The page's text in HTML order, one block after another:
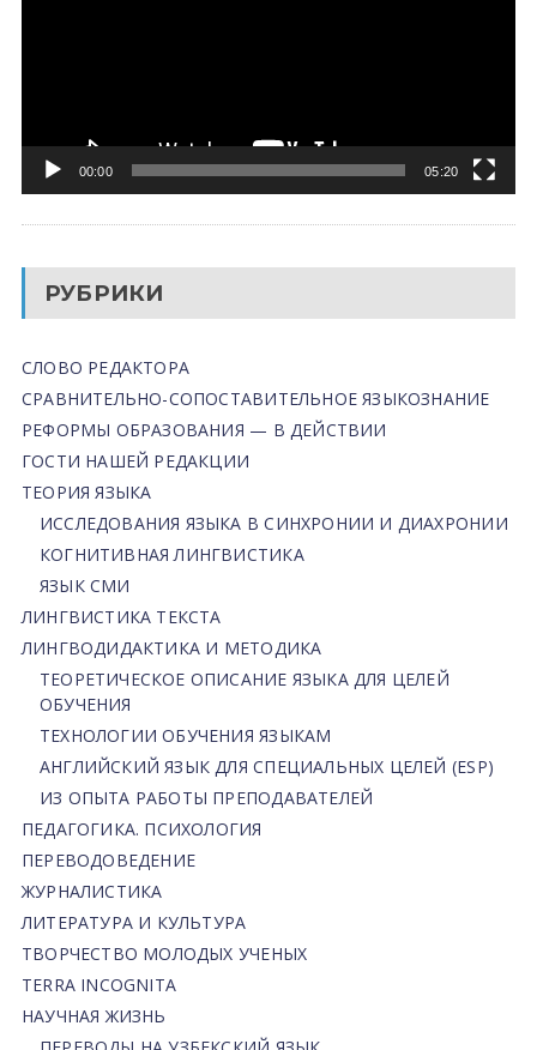
00:00 05:20
РУБРИКИ
СЛОВО РЕДАКТОРА
СРАВНИТЕЛЬНО-СОПОСТАВИТЕЛЬНОЕ ЯЗЫКОЗНАНИЕ
РЕФОРМЫ ОБРАЗОВАНИЯ — В ДЕЙСТВИИ
ГОСТИ НАШЕЙ РЕДАКЦИИ
ТЕОРИЯ ЯЗЫКА
ИССЛЕДОВАНИЯ ЯЗЫКА В СИНХРОНИИ И ДИАХРОНИИ
КОГНИТИВНАЯ ЛИНГВИСТИКА
ЯЗЫК СМИ
ЛИНГВИСТИКА ТЕКСТА
ЛИНГВОДИДАКТИКА И МЕТОДИКА
ТЕОРЕТИЧЕСКОЕ ОПИСАНИЕ ЯЗЫКА ДЛЯ ЦЕЛЕЙ
ОБУЧЕНИЯ
ТЕХНОЛОГИИ ОБУЧЕНИЯ ЯЗЫКАМ
АНГЛИЙСКИЙ ЯЗЫК ДЛЯ СПЕЦИАЛЬНЫХ ЦЕЛЕЙ (ESP)
ИЗ ОПЫТА РАБОТЫ ПРЕПОДАВАТЕЛЕЙ
ПЕДАГОГИКА. ПСИХОЛОГИЯ
ПЕРЕВОДОВЕДЕНИЕ
ЖУРНАЛИСТИКА
ЛИТЕРАТУРА И КУЛЬТУРА
ТВОРЧЕСТВО МОЛОДЫХ УЧЕНЫХ
TERRA INCOGNITA
НАУЧНАЯ ЖИЗНЬ